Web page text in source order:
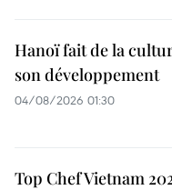
Hanoï fait de la
son développement
04/08/2026 01:30
Top Chef Vietnam